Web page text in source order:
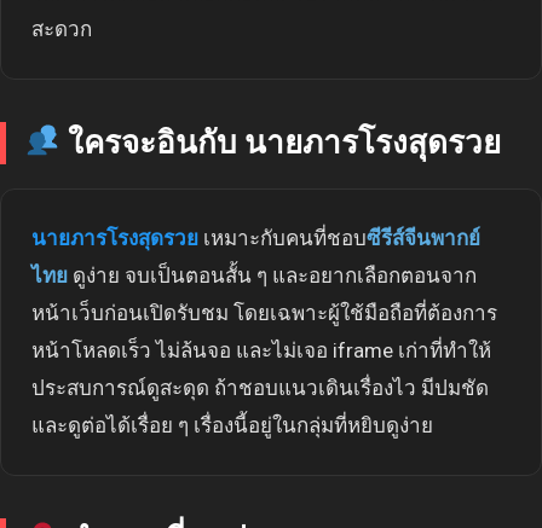
สะดวก
ใครจะอินกับ นายภารโรงสุดรวย
นายภารโรงสุดรวย เหมาะกับคนที่ชอบซีรีส์จีนพากย์
ไทย ดูง่าย จบเป็นตอนสั้น ๆ และอยากเลือกตอนจาก
หน้าเว็บก่อนเปิดรับชม โดยเฉพาะผู้ใช้มือถือที่ต้องการ
หน้าโหลดเร็ว ไม่ล้นจอ และไม่เจอ iframe เก่าที่ทำให้
ประสบการณ์ดูสะดุด ถ้าชอบแนวเดินเรื่องไว มีปมชัด
และดูต่อได้เรื่อย ๆ เรื่องนี้อยู่ในกลุ่มที่หยิบดูง่าย